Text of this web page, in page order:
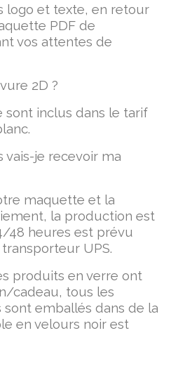
logo et texte, en retour
PDF de
vos attentes de
2D ?
sont inclus dans le tarif
je recevoir ma
maquette et la
la production est
48 heures est prévu
UPS.
produits en verre ont
cadeau, tous les
emballés dans de la
en velours noir est